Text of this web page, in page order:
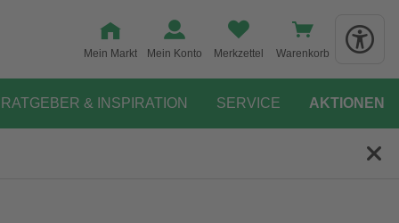
Mein Markt Mein Konto Merkzettel Warenkorb
RATGEBER & INSPIRATION SERVICE AKTIONEN